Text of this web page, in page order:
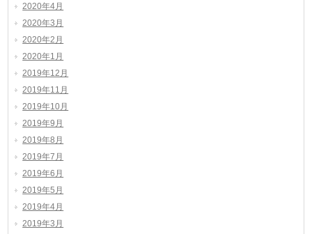
2020年4月
2020年3月
2020年2月
2020年1月
2019年12月
2019年11月
2019年10月
2019年9月
2019年8月
2019年7月
2019年6月
2019年5月
2019年4月
2019年3月